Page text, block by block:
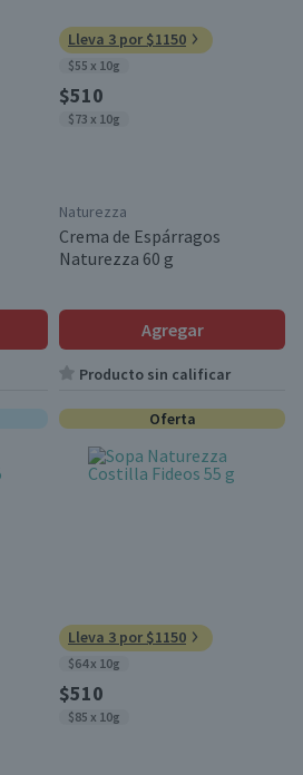
Lleva 3 por $1150
$55 x 10g
$510
$73 x 10g
Naturezza
Crema de Espárragos
Naturezza 60 g
Agregar
Producto sin calificar
Oferta
Lleva 3 por $1150
$64 x 10g
$510
$85 x 10g